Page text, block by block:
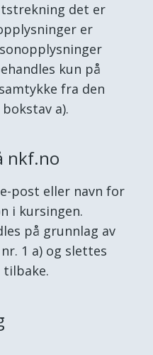
det er
er
kun på
fra den
a).
nkf.no
post eller navn for
i kursingen.
på grunnlag av
1 a) og slettes